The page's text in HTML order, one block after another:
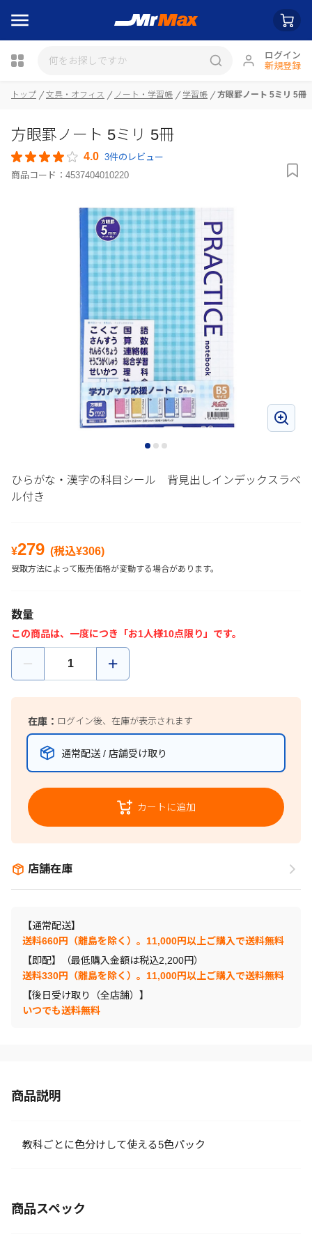
ログイン
新規登録
瓶詰
トップ 文具・オフィス ノート・学習帳 学習帳 方眼罫ノート 5ミリ 5冊
方眼罫ノート 5ミリ 5冊
4.0 3件のレビュー
商品コード： 4537404010220
ひらがな・漢字の科目シール 背見出しインデックスラベ
ル付き
¥279 (税込¥306)
受取方法によって販売価格が変動する場合があります。
数量
この商品は、一度につき「お1人様10点限り」です。
在庫： ログイン後、在庫が表示されます
通常配送 / 店舗受け取り
カートに追加
店舗在庫
【通常配送】
送料660円（離島を除く）。11,000円以上ご購入で送料無料
【即配】（最低購入金額は税込2,200円）
送料330円（離島を除く）。11,000円以上ご購入で送料無料
【後日受け取り（全店舗）】
いつでも送料無料
商品説明
教科ごとに色分けして使える5色パック
商品スペック